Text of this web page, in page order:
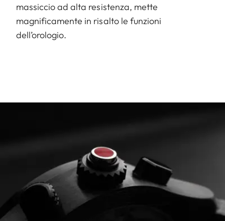
massiccio ad alta resistenza, mette
magnificamente in risalto le funzioni
dell’orologio.